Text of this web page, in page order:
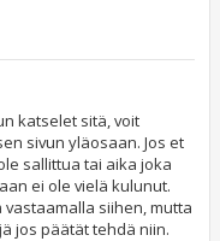
katselet sitä, voit
sivun yläosaan. Jos et
sallittua tai aika joka
ei ole vielä kulunut.
siihen, mutta
jos päätät tehdä niin.